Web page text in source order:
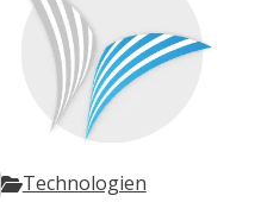
Technologien